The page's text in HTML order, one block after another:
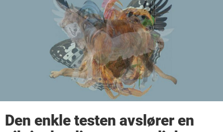
Den enkle testen avslører en